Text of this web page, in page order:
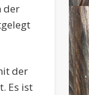
der
der
Es ist